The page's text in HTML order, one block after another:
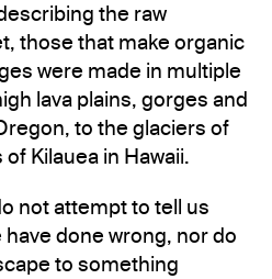
the raw
those that make organic
were made in multiple
lava plains, gorges and
to the glaciers of
Kilauea in Hawaii.
not attempt to tell us
have done wrong, nor do
to something